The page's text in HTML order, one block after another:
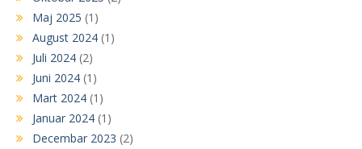
Maj 2025 (1)
August 2024 (1)
Juli 2024 (2)
Juni 2024 (1)
Mart 2024 (1)
Januar 2024 (1)
Decembar 2023 (2)